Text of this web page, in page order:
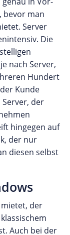
bevor man
Server
Die
nach Server,
Hundert
Kunde
der
hingegen auf
der nur
diesen selbst
mietet, der
Auch bei der